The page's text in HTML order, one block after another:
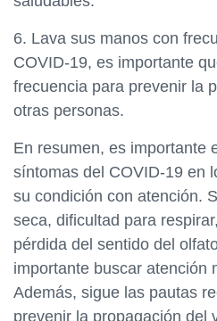
6. Lava sus manos con
COVID-19, es importante
frecuencia para prevenir la
otras personas.
En resumen, es importante
síntomas del COVID-19 en
su condición con atención.
seca, dificultad para
pérdida del sentido del
importante buscar atención
Además, sigue las pautas
prevenir la propagación del